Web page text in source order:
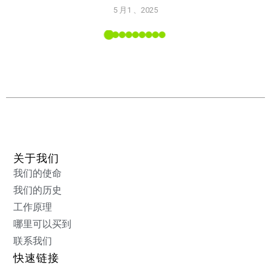
5 月1 、2025
关于我们
我们的使命
我们的历史
工作原理
哪里可以买到
联系我们
快速链接